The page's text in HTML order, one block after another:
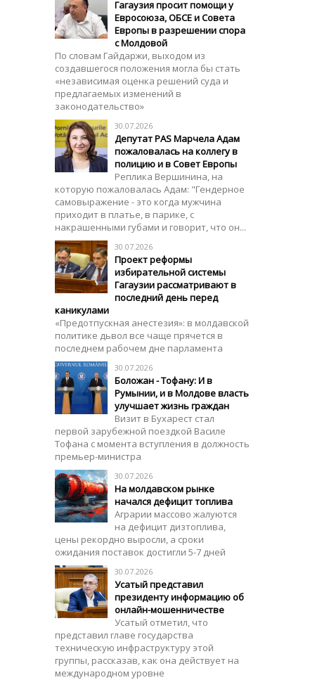
Гагаузия просит помощи у
Евросоюза, ОБСЕ и Совета
Европы в разрешении спора
с Молдовой
По словам Гайдаржи, выходом из
создавшегося положения могла бы стать
«независимая оценка решений суда и
предлагаемых изменений в
законодательство»
30.07.2026
Депутат PAS Марчела Адам
пожаловалась на коллегу в
полицию и в Совет Европы
Реплика Вершинина, на
которую пожаловалась Адам: "Гендерное
самовыражение - это когда мужчина
приходит в платье, в парике, с
накрашенными губами и говорит, что он...
30.07.2026
Проект реформы
избирательной системы
Гагаузии рассматривают в
последний день перед
каникулами
«Предотпускная анестезия»: в молдавской
политике дьвол все чаще прячется в
последнем рабочем дне парламента
30.07.2026
Боложан - Тофану: И в
Румынии, и в Молдове власть
улучшает жизнь граждан
Визит в Бухарест стал
первой зарубежной поездкой Василе
Тофана с момента вступления в должность
премьер-министра
30.07.2026
На молдавском рынке
начался дефицит топлива
Аграрии массово жалуются
на дефицит дизтоплива,
цены рекордно выросли, а сроки
ожидания поставок достигли 5-7 дней
30.07.2026
Усатый представил
президенту информацию об
онлайн-мошенничестве
Усатый отметил, что
представил главе государства
техническую инфраструктуру этой
группы, рассказав, как она действует на
международном уровне